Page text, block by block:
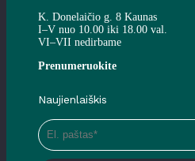
K. Donelaičio g. 8 Kaunas
I–V nuo 10.00 iki 18.00 val.
VI–VII nedirbame
Prenumeruokite
Naujienlaiškis